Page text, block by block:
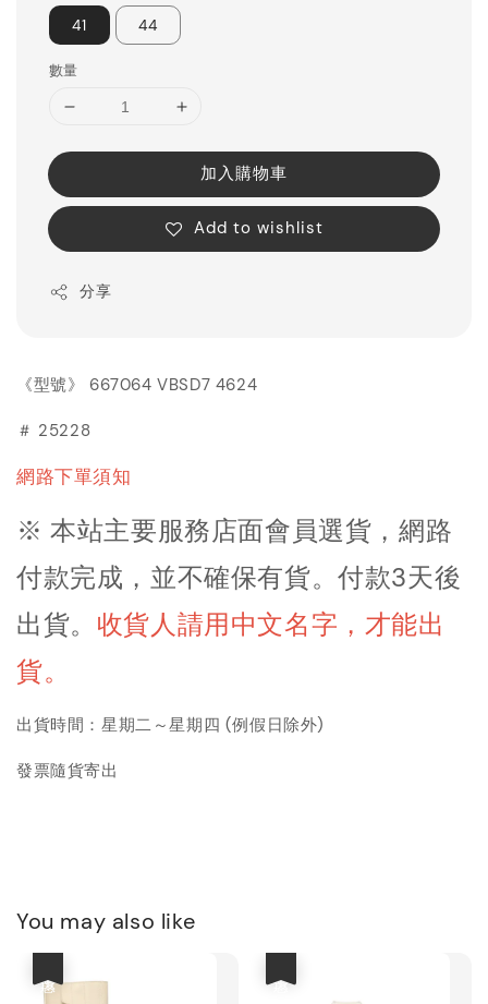
41 44
數量
加入購物車
Add to wishlist
分享
《型號》 667064 VBSD7 4624
＃ 25228
網路下單須知
※ 本站主要服務店面會員選貨，網路
付款完成，並不確保有貨。付款3天後
出貨。 收貨人請用中文名字，才能出
貨。
出貨時間：星期二～星期四 (例假日除外)
發票隨貨寄出
You may also like